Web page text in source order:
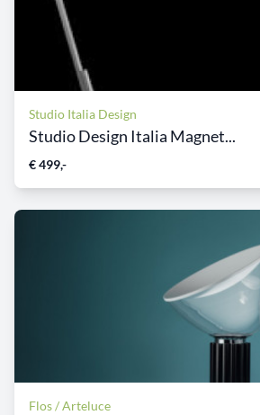
Studio Italia Design
Studio Design Italia Magnet...
€ 499,-
Flos / Arteluce